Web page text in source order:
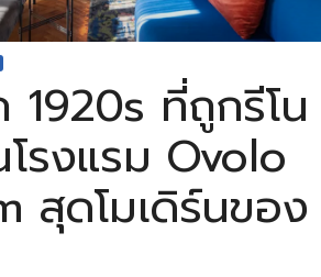
1920s ที่ถูกรีโน
โรงแรม Ovolo
สุดโมเดิร์นของ